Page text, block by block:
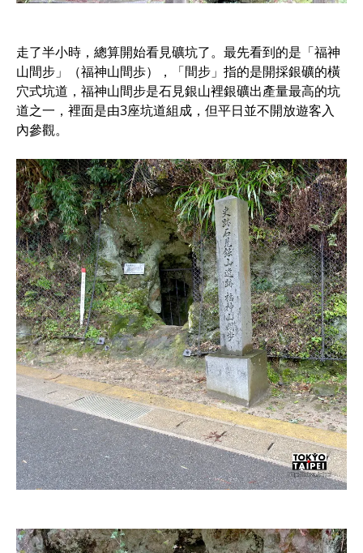
走了半小時，總算開始看見礦坑了。最先看到的是「福神
山間步」（福神山間歩），「間步」指的是開採銀礦的橫
穴式坑道，福神山間步是石見銀山裡銀礦出產量最高的坑
道之一，裡面是由3座坑道組成，但平日並不開放遊客入
內參觀。